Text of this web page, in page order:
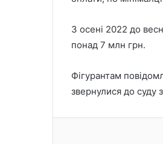
З осені 2022 до
понад 7 млн грн.
Фігурантам
звернулися до суду